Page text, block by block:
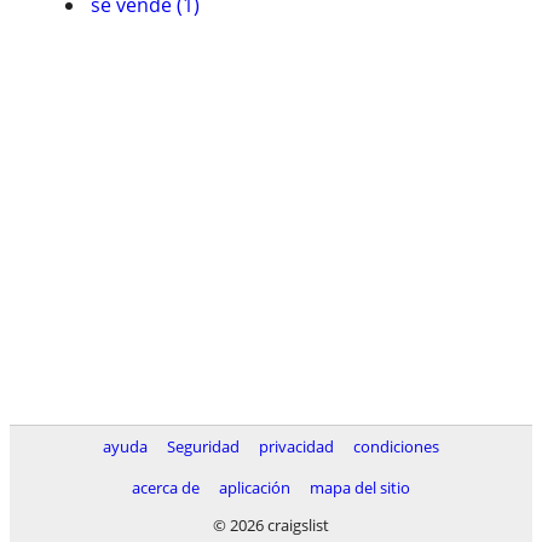
ayuda Seguridad privacidad
condiciones
acerca de
aplicación
mapa del sitio
© 2026 craigslist